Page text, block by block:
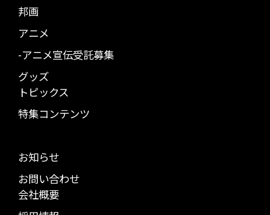
邦画
アニメ
-アニメ宣伝受託募集
グッズ
トピックス
特集コンテンツ
お知らせ
お問い合わせ
会社概要